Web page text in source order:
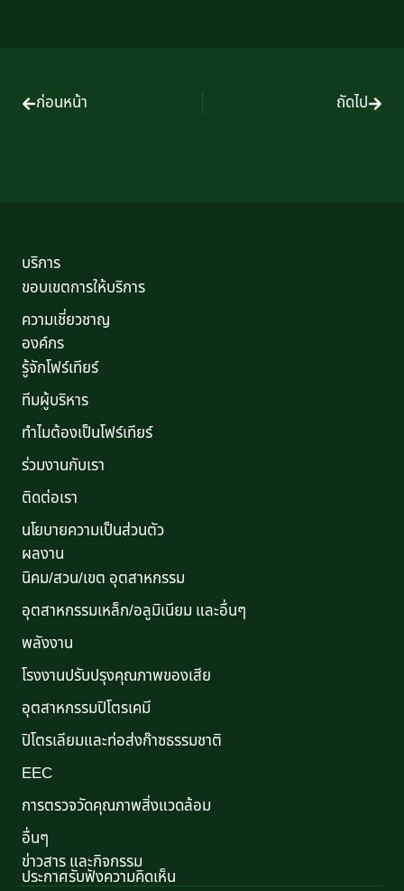
ก่อนหน้า ถัดไป
บริการ
ขอบเขตการให้บริการ
ความเชี่ยวชาญ
องค์กร
รู้จักโฟร์เทียร์
ทีมผู้บริหาร
ทำไมต้องเป็นโฟร์เทียร์
ร่วมงานกับเรา
ติดต่อเรา
นโยบายความเป็นส่วนตัว
ผลงาน
นิคม/สวน/เขต อุตสาหกรรม
อุตสาหกรรมเหล็ก/อลูมิเนียม และอื่นๆ
พลังงาน
โรงงานปรับปรุงคุณภาพของเสีย
อุตสาหกรรมปิโตรเคมี
ปิโตรเลียมและท่อส่งก๊าซธรรมชาติ
EEC
การตรวจวัดคุณภาพสิ่งแวดล้อม
อื่นๆ
ข่าวสาร และกิจกรรม
ประกาศรับฟังความคิดเห็น